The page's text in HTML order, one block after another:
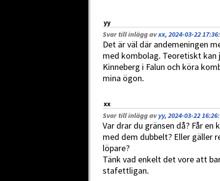
yy
Svar till inlägg avxx, 2024-03-22 17:36:
Det är väl där andemeningen
med kombolag. Teoretiskt kan
Kinneberg i Falun och köra
mina ögon.
xx
Svar till inlägg avyy, 2024-03-22 16:26:
Var drar du gränsen då? Får
med dem dubbelt? Eller gäller
löpare?
Tänk vad enkelt det vore att
stafettligan.